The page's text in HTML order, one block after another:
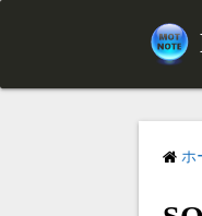
ホ